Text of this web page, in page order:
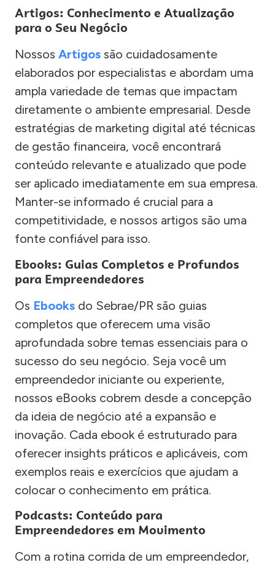
Artigos: Conhecimento e Atualização
para o Seu Negócio
Nossos Artigos são cuidadosamente
elaborados por especialistas e abordam uma
ampla variedade de temas que impactam
diretamente o ambiente empresarial. Desde
estratégias de marketing digital até técnicas
de gestão financeira, você encontrará
conteúdo relevante e atualizado que pode
ser aplicado imediatamente em sua empresa.
Manter-se informado é crucial para a
competitividade, e nossos artigos são uma
fonte confiável para isso.
Ebooks: Guias Completos e Profundos
para Empreendedores
Os Ebooks do Sebrae/PR são guias
completos que oferecem uma visão
aprofundada sobre temas essenciais para o
sucesso do seu negócio. Seja você um
empreendedor iniciante ou experiente,
nossos eBooks cobrem desde a concepção
da ideia de negócio até a expansão e
inovação. Cada ebook é estruturado para
oferecer insights práticos e aplicáveis, com
exemplos reais e exercícios que ajudam a
colocar o conhecimento em prática.
Podcasts: Conteúdo para
Empreendedores em Movimento
Com a rotina corrida de um empreendedor,